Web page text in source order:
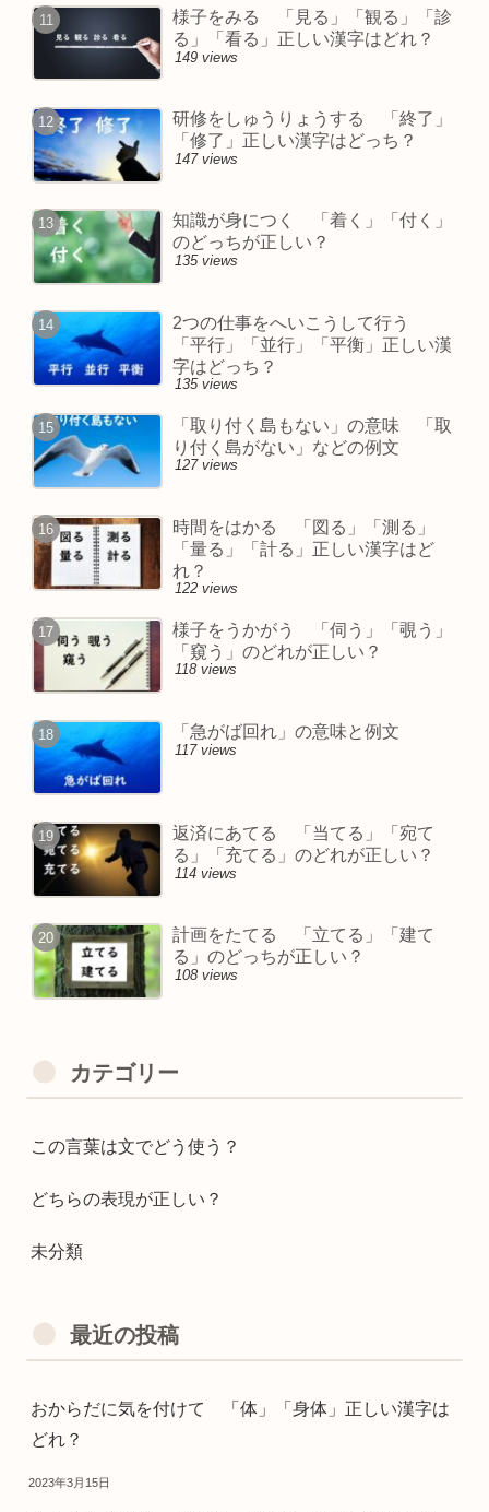
様子をみる 「見る」「観る」「診
る」「看る」正しい漢字はどれ？
149 views
研修をしゅうりょうする 「終了」
「修了」正しい漢字はどっち？
147 views
知識が身につく 「着く」「付く」
のどっちが正しい？
135 views
2つの仕事をへいこうして行う
「平行」「並行」「平衡」正しい漢
字はどっち？
135 views
「取り付く島もない」の意味 「取
り付く島がない」などの例文
127 views
時間をはかる 「図る」「測る」
「量る」「計る」正しい漢字はど
れ？
122 views
様子をうかがう 「伺う」「覗う」
「窺う」のどれが正しい？
118 views
「急がば回れ」の意味と例文
117 views
返済にあてる 「当てる」「宛て
る」「充てる」のどれが正しい？
114 views
計画をたてる 「立てる」「建て
る」のどっちが正しい？
108 views
カテゴリー
この言葉は文でどう使う？
どちらの表現が正しい？
未分類
最近の投稿
おからだに気を付けて 「体」「身体」正しい漢字は
どれ？
2023年3月15日